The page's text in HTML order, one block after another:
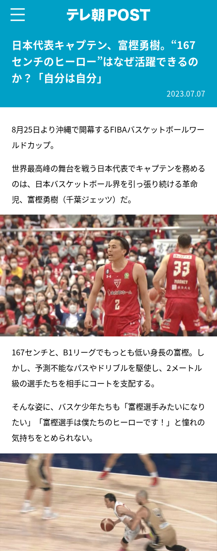
日本代表キャプテン、富樫勇樹。“167
センチのヒーロー”はなぜ活躍できるの
か？「自分は自分」
2023.07.07
8月25日より沖縄で開幕するFIBAバスケットボールワー
ルドカップ。
世界最高峰の舞台を戦う日本代表でキャプテンを務める
のは、日本バスケットボール界を引っ張り続ける革命
児、富樫勇樹（千葉ジェッツ）だ。
167センチと、B1リーグでもっとも低い身長の富樫。し
かし、予測不能なパスやドリブルを駆使し、2メートル
級の選手たちを相手にコートを支配する。
そんな姿に、バスケ少年たちも「富樫選手みたいになり
たい」「富樫選手は僕たちのヒーローです！」と憧れの
気持ちをとめられない。